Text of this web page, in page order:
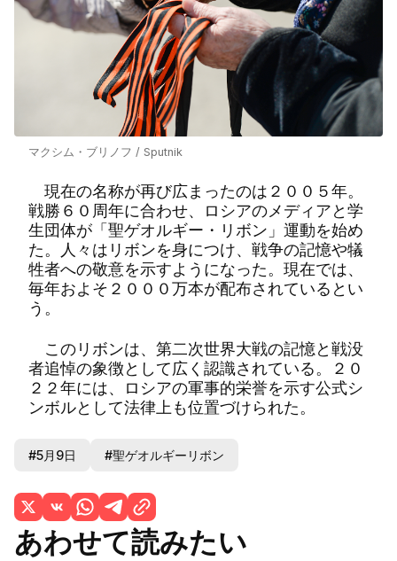
マクシム・ブリノフ / Sputnik
現在の名称が再び広まったのは２００５年。
戦勝６０周年に合わせ、ロシアのメディアと学
生団体が「聖ゲオルギー・リボン」運動を始め
た。人々はリボンを身につけ、戦争の記憶や犠
牲者への敬意を示すようになった。現在では、
毎年およそ２０００万本が配布されているとい
う。
このリボンは、第二次世界大戦の記憶と戦没
者追悼の象徴として広く認識されている。２０
２２年には、ロシアの軍事的栄誉を示す公式シ
ンボルとして法律上も位置づけられた。
#5月9日 #聖ゲオルギーリボン
あわせて読みたい